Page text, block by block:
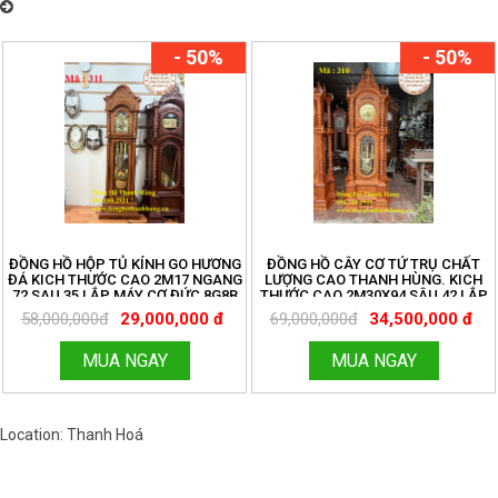
- 50%
ĐỒNG HỒ HỘP TỦ KÍNH GO HƯƠNG
ĐÁ KICH THƯỚC CAO 2M17 NGANG
72 SAU 35 LẮP MÁY CƠ ĐỨC 8G8B
TẠ CƯỚC . ĐỒNG HỒ THANH HÙNG
LH 096.188.2921
58,000,000đ 29,000,000 đ
MUA NGAY
- 50%
ĐỒNG HỒ CÂY CƠ TỨ TRỤ CHẤT
LƯỢNG CAO THANH HÙNG. KICH
THƯỚC CAO 2M30X94 SÂU 42 LẮP
MÁY CƠ ĐỨC 8G8B KÍNH LỒI . LH
096.188.2921
69,000,000đ 34,500,000 đ
MUA NGAY
Location: Thanh Hoá